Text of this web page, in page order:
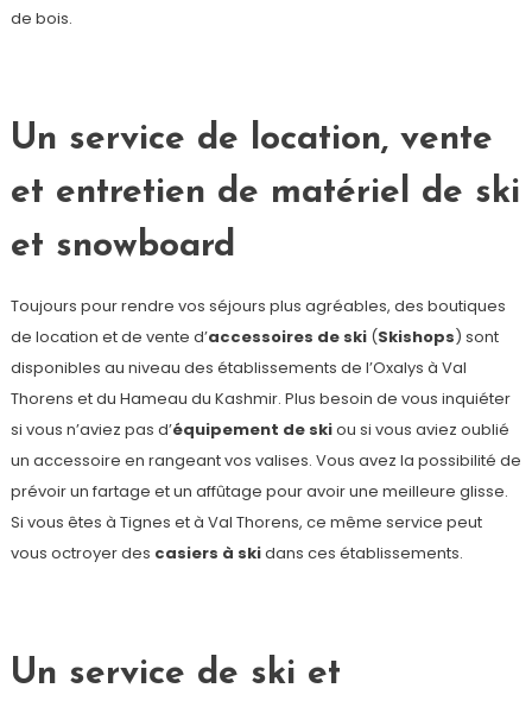
de bois.
Un service de location, vente
et entretien de matériel de ski
et snowboard
Toujours pour rendre vos séjours plus agréables, des boutiques
de location et de vente d’accessoires de ski (Skishops) sont
disponibles au niveau des établissements de l’Oxalys à Val
Thorens et du Hameau du Kashmir. Plus besoin de vous inquiéter
si vous n’aviez pas d’équipement de skiou si vous aviez oublié
un accessoire en rangeant vos valises. Vous avez la possibilité de
prévoir un fartage et un affûtage pour avoir une meilleure glisse.
Si vous êtes à Tignes et à Val Thorens, ce même service peut
vous octroyer des casiers à skidans ces établissements.
Un service de ski et